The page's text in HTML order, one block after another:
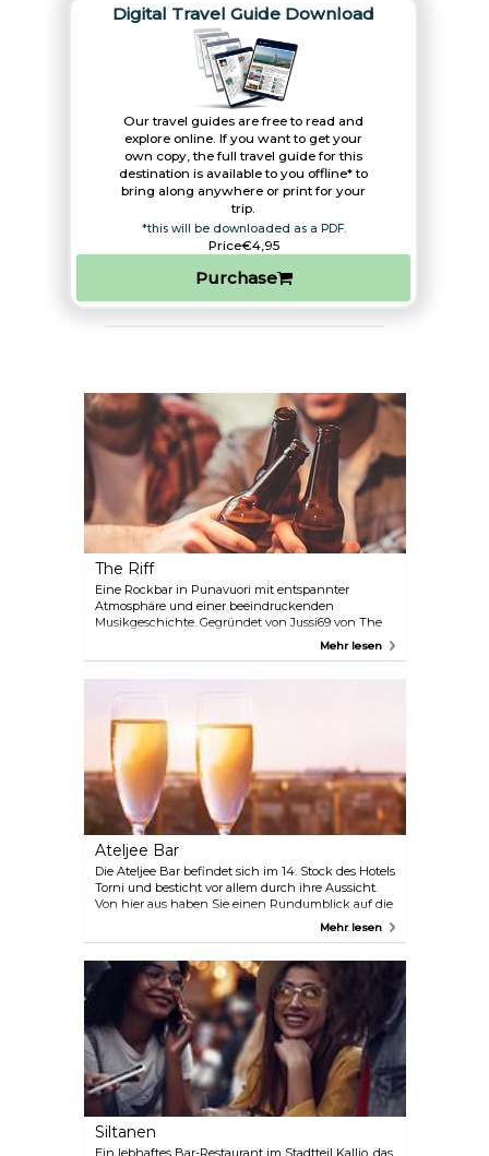
Digital Travel Guide Download
Our travel guides are free to read and
explore online. If you want to get your
own copy, the full travel guide for this
destination is available to you offline* to
bring along anywhere or print for your
trip.​
*this will be downloaded as a PDF.
Price€4,95
Purchase
The Riff
Eine Rockbar in Punavuori mit entspannter
Atmosphäre und einer beeindruckenden
Musikgeschichte. Gegründet von Jussi69 von The
Entspannen.
Mehr lesen
Ateljee Bar
Die Ateljee Bar befindet sich im 14. Stock des Hotels
Torni und besticht vor allem durch ihre Aussicht.
Von hier aus haben Sie einen Rundumblick auf die
Skyline von Helsinki – sogar von den Toiletten aus,
gibt wechselnde Ausstellungen), und die
Dachterrasse ist ein idealer Ort, um bei einem Drink
den Sonnenuntergang zu genießen.
Mehr lesen
Siltanen
Ein lebhaftes Bar-Restaurant im Stadtteil Kallio, das